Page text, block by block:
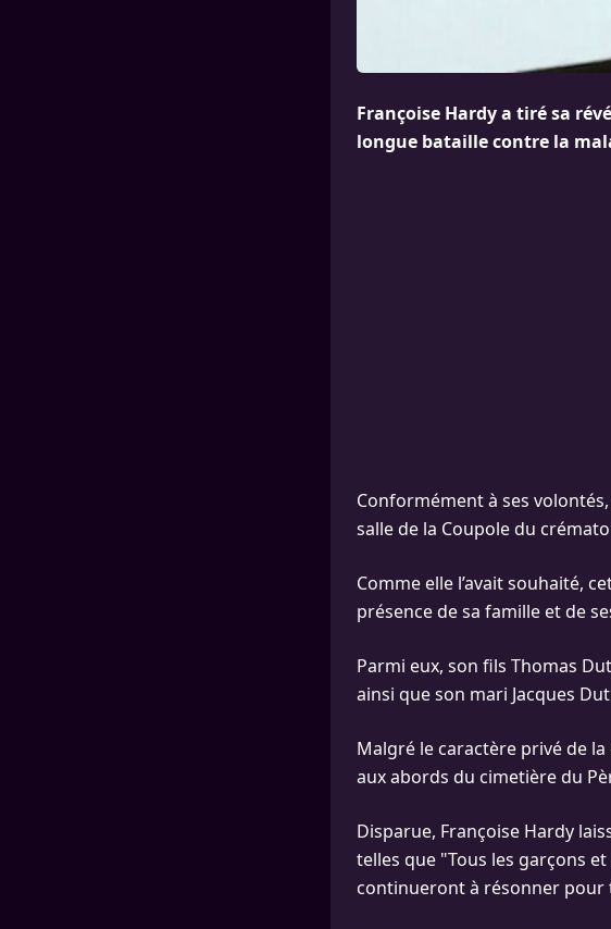
Françoise Hardy a tiré sa
longue bataille contre la
Conformément à ses
salle de la Coupole du
Comme elle l’avait souhaité,
présence de sa famille et de
Parmi eux, son fils Thomas
ainsi que son mari Jacques
Malgré le caractère privé de
aux abords du cimetière du
Disparue, Françoise Hardy
telles que "Tous les garçons
continueront à résonner